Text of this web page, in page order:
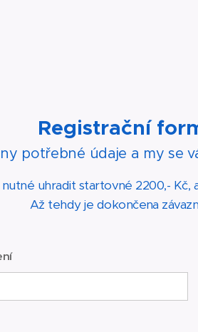
Registrační
potřebné údaje a my se
uhradit startovné 2200,- Kč,
Až tehdy je dokončena